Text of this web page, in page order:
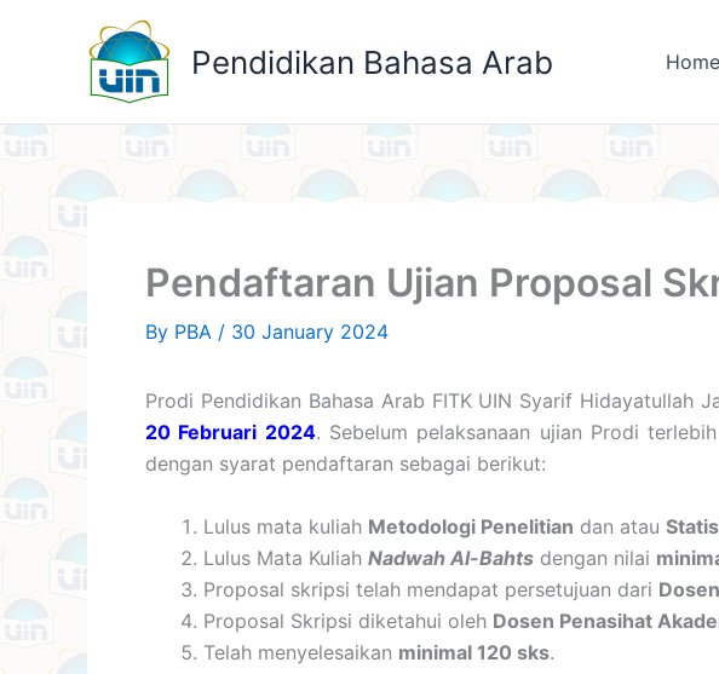
Pendidikan Bahasa Arab Home
Pendaftaran Ujian Proposal
By PBA / 30 January 2024
Prodi Pendidikan Bahasa Arab FITK UIN Syarif
20 Februari 2024. Sebelum pelaksanaan ujian Prodi
dengan syarat pendaftaran sebagai berikut:
Lulus mata kuliah Metodologi Penelitian dan atau
Lulus Mata Kuliah Nadwah Al-Bahts dengan nilai
Proposal skripsi telah mendapat persetujuan dari
Proposal Skripsi diketahui oleh Dosen Penasihat
Telah menyelesaikan minimal 120 sks.